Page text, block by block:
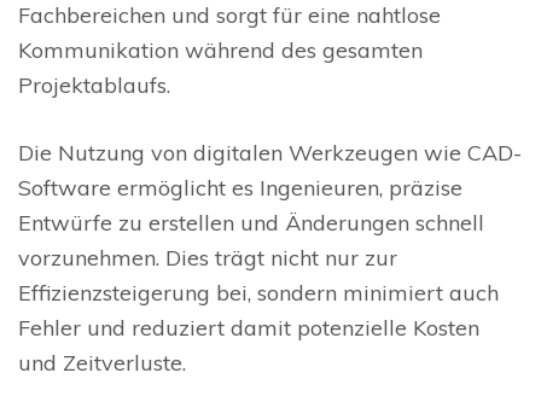
Fachbereichen und sorgt für eine nahtlose
Kommunikation während des gesamten
Projektablaufs.
Die Nutzung von digitalen Werkzeugen wie CAD-
Software ermöglicht es Ingenieuren, präzise
Entwürfe zu erstellen und Änderungen schnell
vorzunehmen. Dies trägt nicht nur zur
Effizienzsteigerung bei, sondern minimiert auch
Fehler und reduziert damit potenzielle Kosten
und Zeitverluste.